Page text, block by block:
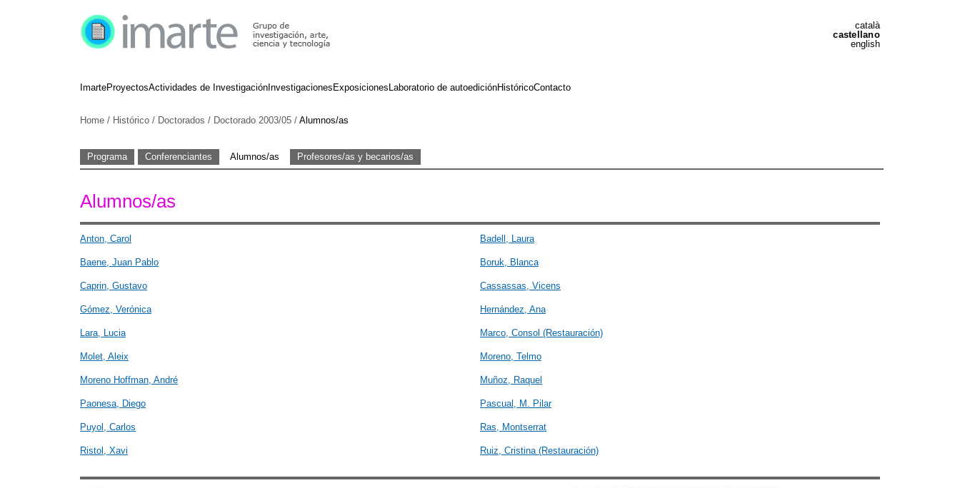
català
castellano
english
ImarteProyectosActividades de Investigación Investigaciones Exposiciones Laboratorio de autoediciónHistóricoContacto
Home / Histórico / Doctorados / Doctorado 2003/05 / Alumnos/as
Programa Conferenciantes Alumnos/as Profesores/as y becarios/as
Alumnos/as
Anton, Carol Badell, Laura
Baene, Juan Pablo Boruk, Blanca
Caprin, Gustavo Cassassas, Vicens
Gómez, Verónica Hernández, Ana
Lara, Lucia Marco, Consol (Restauración)
Molet, Aleix Moreno, Telmo
Moreno Hoffman, André Muñoz, Raquel
Paonesa, Diego Pascual, M. Pilar
Puyol, Carlos Ras, Montserrat
Ristol, Xavi Ruiz, Cristina (Restauración)